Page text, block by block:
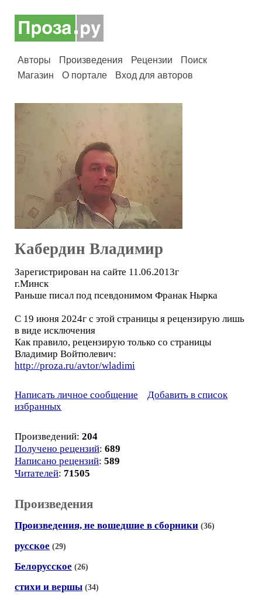
Авторы Произведения Рецензии
Поиск
Магазин
О портале Вход для авторов
Кабердин Владимир
Зарегистрирован на сайте 11.06.2013г
г.Минск
Раньше писал под псевдонимом Франак Нырка
С 19 июня 2024г с этой страницы я рецензирую лишь
в виде исключения
Как правило, рецензирую только со страницы
Владимир Войтюлевич:
http://proza.ru/avtor/wladimi
Написать личное сообщение
Добавить в список
избранных
Произведений: 204
Получено рецензий: 689
Написано рецензий: 589
Читателей: 71505
Произведения
Произведения, не вошедшие в сборники (36)
русское (29)
Белорусское (26)
стихи и вершы (34)